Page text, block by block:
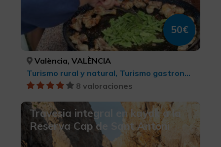
50€
València, VALÈNCIA
Turismo rural y natural, Turismo gastronómico, Turismo cultural, Parques Naturales
8 valoraciones
Travesia integral en kayak a la
Reserva Cap de Sant Antoni